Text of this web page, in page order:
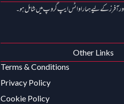
آفرز کے لیے ہمارا واٹس ایپ گروپ میں شامل ہو۔
Other Links
Terms & Conditions
Privacy Policy
Cookie Policy